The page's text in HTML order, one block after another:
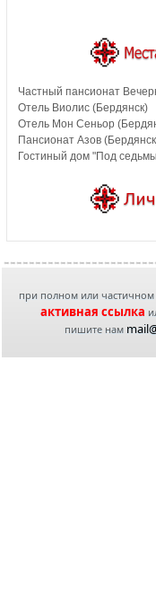
Частный пансионат
Отель Виолис (Бердянск)
Отель Мон Сеньор
Пансионат Азов
Гостиный дом "Под
при полном или
активная ссылка
пишите нам